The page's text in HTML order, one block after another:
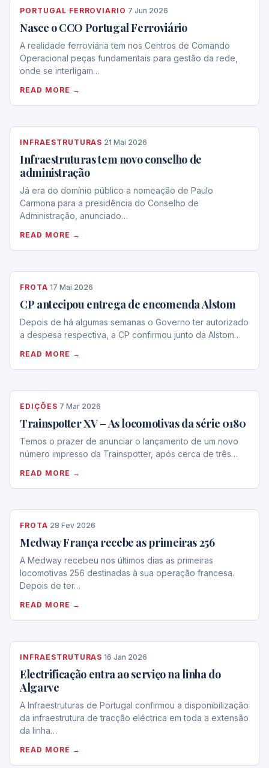
PORTUGAL FERROVIARIO ·7 Jun 2026
Nasce o CCO Portugal Ferroviário
A realidade ferroviária tem nos Centros de Comando
Operacional peças fundamentais para gestão da rede,
onde se interligam…
READ MORE →
INFRAESTRUTURAS·21 Mai 2026
Infraestruturas tem novo conselho de
administração
Já era do domínio público a nomeação de Paulo
Carmona para a presidência do Conselho de
Administração, anunciado…
READ MORE →
FROTA·17 Mai 2026
CP antecipou entrega de encomenda Alstom
Depois de há algumas semanas o Governo ter autorizado
a despesa respectiva, a CP confirmou junto da Alstom…
READ MORE →
EDIÇÕES·7 Mar 2026
Trainspotter XV – As locomotivas da série 0180
Temos o prazer de anunciar o lançamento de um novo
número impresso da Trainspotter, após cerca de três…
READ MORE →
FROTA·28 Fev 2026
Medway França recebe as primeiras 256
A Medway recebeu nos últimos dias as primeiras
locomotivas 256 destinadas à sua operação francesa.
Depois de ter…
READ MORE →
INFRAESTRUTURAS·16 Jan 2026
Electrificação entra ao serviço na linha do
Algarve
A Infraestruturas de Portugal confirmou a disponibilização
da infraestrutura de tracção eléctrica em toda a extensão
da linha…
READ MORE →